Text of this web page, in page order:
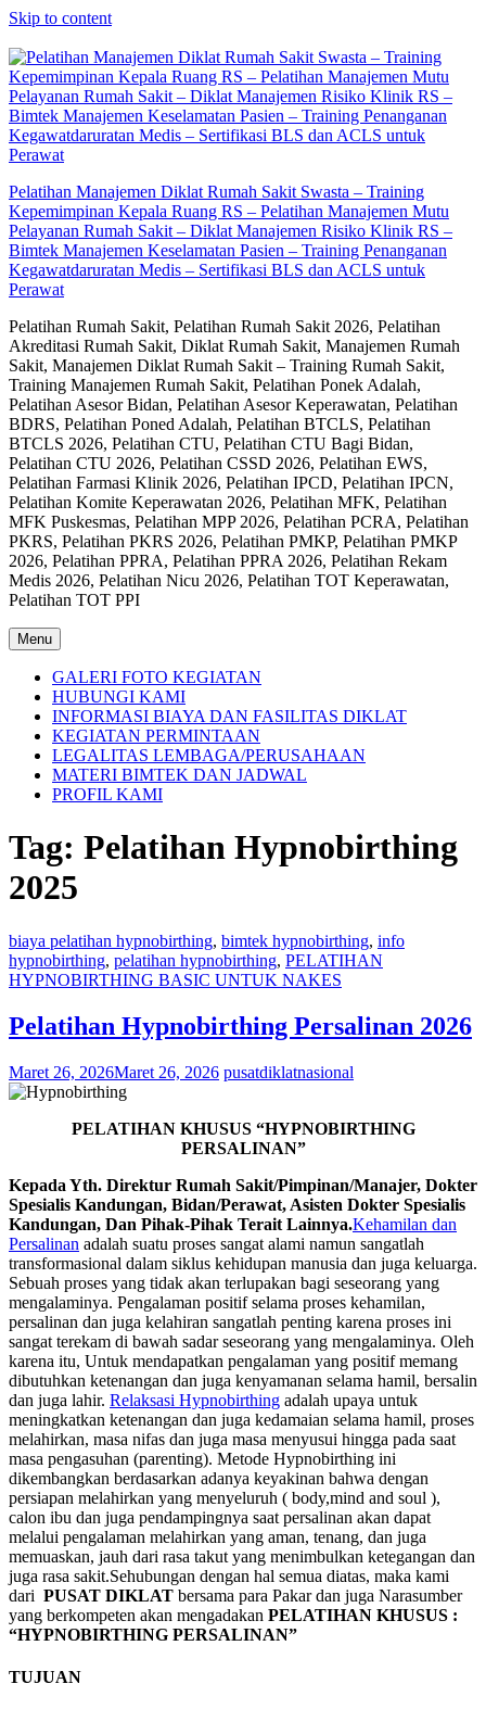
Skip to content
Pelatihan Manajemen Diklat Rumah Sakit Swasta – Training
Kepemimpinan Kepala Ruang RS – Pelatihan Manajemen Mutu
Pelayanan Rumah Sakit – Diklat Manajemen Risiko Klinik RS –
Bimtek Manajemen Keselamatan Pasien – Training Penanganan
Kegawatdaruratan Medis – Sertifikasi BLS dan ACLS untuk
Perawat
Pelatihan Rumah Sakit, Pelatihan Rumah Sakit 2026, Pelatihan
Akreditasi Rumah Sakit, Diklat Rumah Sakit, Manajemen Rumah
Sakit, Manajemen Diklat Rumah Sakit – Training Rumah Sakit,
Training Manajemen Rumah Sakit, Pelatihan Ponek Adalah,
Pelatihan Asesor Bidan, Pelatihan Asesor Keperawatan, Pelatihan
BDRS, Pelatihan Poned Adalah, Pelatihan BTCLS, Pelatihan
BTCLS 2026, Pelatihan CTU, Pelatihan CTU Bagi Bidan,
Pelatihan CTU 2026, Pelatihan CSSD 2026, Pelatihan EWS,
Pelatihan Farmasi Klinik 2026, Pelatihan IPCD, Pelatihan IPCN,
Pelatihan Komite Keperawatan 2026, Pelatihan MFK, Pelatihan
MFK Puskesmas, Pelatihan MPP 2026, Pelatihan PCRA, Pelatihan
PKRS, Pelatihan PKRS 2026, Pelatihan PMKP, Pelatihan PMKP
2026, Pelatihan PPRA, Pelatihan PPRA 2026, Pelatihan Rekam
Medis 2026, Pelatihan Nicu 2026, Pelatihan TOT Keperawatan,
Pelatihan TOT PPI
Menu
GALERI FOTO KEGIATAN
HUBUNGI KAMI
INFORMASI BIAYA DAN FASILITAS DIKLAT
KEGIATAN PERMINTAAN
LEGALITAS LEMBAGA/PERUSAHAAN
MATERI BIMTEK DAN JADWAL
PROFIL KAMI
Tag: Pelatihan Hypnobirthing
2025
biaya pelatihan hypnobirthing, bimtek hypnobirthing, info
hypnobirthing, pelatihan hypnobirthing, PELATIHAN
HYPNOBIRTHING BASIC UNTUK NAKES
Pelatihan Hypnobirthing Persalinan 2026
Maret 26, 2026Maret 26, 2026 pusatdiklatnasional
PELATIHAN KHUSUS “HYPNOBIRTHING
PERSALINAN”
Kepada Yth. Direktur Rumah Sakit/Pimpinan/Manajer, Dokter
Spesialis Kandungan, Bidan/Perawat, Asisten Dokter Spesialis
Kandungan, Dan Pihak-Pihak Terait Lainnya.Kehamilan dan
Persalinan adalah suatu proses sangat alami namun sangatlah
transformasional dalam siklus kehidupan manusia dan juga keluarga.
Sebuah proses yang tidak akan terlupakan bagi seseorang yang
mengalaminya. Pengalaman positif selama proses kehamilan,
persalinan dan juga kelahiran sangatlah penting karena proses ini
sangat terekam di bawah sadar seseorang yang mengalaminya. Oleh
karena itu, Untuk mendapatkan pengalaman yang positif memang
dibutuhkan ketenangan dan juga kenyamanan selama hamil, bersalin
dan juga lahir. Relaksasi Hypnobirthing adalah upaya untuk
meningkatkan ketenangan dan juga kedamaian selama hamil, proses
melahirkan, masa nifas dan juga masa menyusui hingga pada saat
masa pengasuhan (parenting). Metode Hypnobirthing ini
dikembangkan berdasarkan adanya keyakinan bahwa dengan
persiapan melahirkan yang menyeluruh ( body,mind and soul ),
calon ibu dan juga pendampingnya saat persalinan akan dapat
melalui pengalaman melahirkan yang aman, tenang, dan juga
memuaskan, jauh dari rasa takut yang menimbulkan ketegangan dan
juga rasa sakit.Sehubungan dengan hal semua diatas, maka kami
dari PUSAT DIKLAT bersama para Pakar dan juga Narasumber
yang berkompeten akan mengadakan PELATIHAN KHUSUS :
“HYPNOBIRTHING PERSALINAN”
TUJUAN